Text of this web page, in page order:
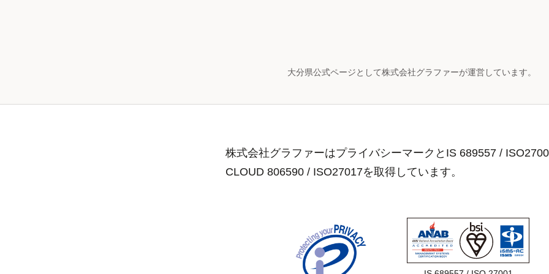
大分県公式ページとして株式会社グラファーが運営しています。
株式会社グラファーはプライバシーマークとIS 689557 /
CLOUD 806590 / ISO27017を取得しています。